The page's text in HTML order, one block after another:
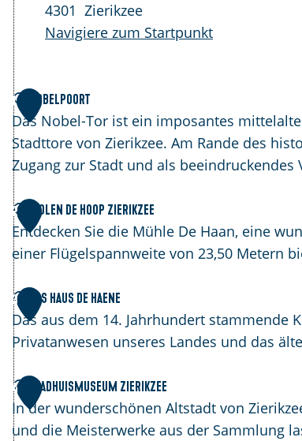
4301 Zierikzee
Navigiere zum Startpunkt
1 Nobelpoort
Das Nobel-Tor ist ein imposantes
Stadttore von Zierikzee. Am Rande des
Zugang zur Stadt und als beeindruckendes
N
o
b
e
l
p
o
o
r
t
2 Molen De Hoop Zierikzee
Entdecken Sie die Mühle De Haan, eine
einer Flügelspannweite von 23,50 Metern
M
o
l
e
n
D
e
H
o
o
p
3 Das Haus de Haene
Das aus dem 14. Jahrhundert stammende
Privatanwesen unseres Landes und das
D
a
s
H
a
u
s
4 Stadhuismuseum Zierikzee
In der wunderschönen Altstadt von
und die Meisterwerke aus der Sammlung
S
t
a